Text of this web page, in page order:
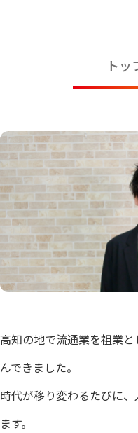
トッ
高知の地で流通業を祖業
んできました。
時代が移り変わるたびに
ます。